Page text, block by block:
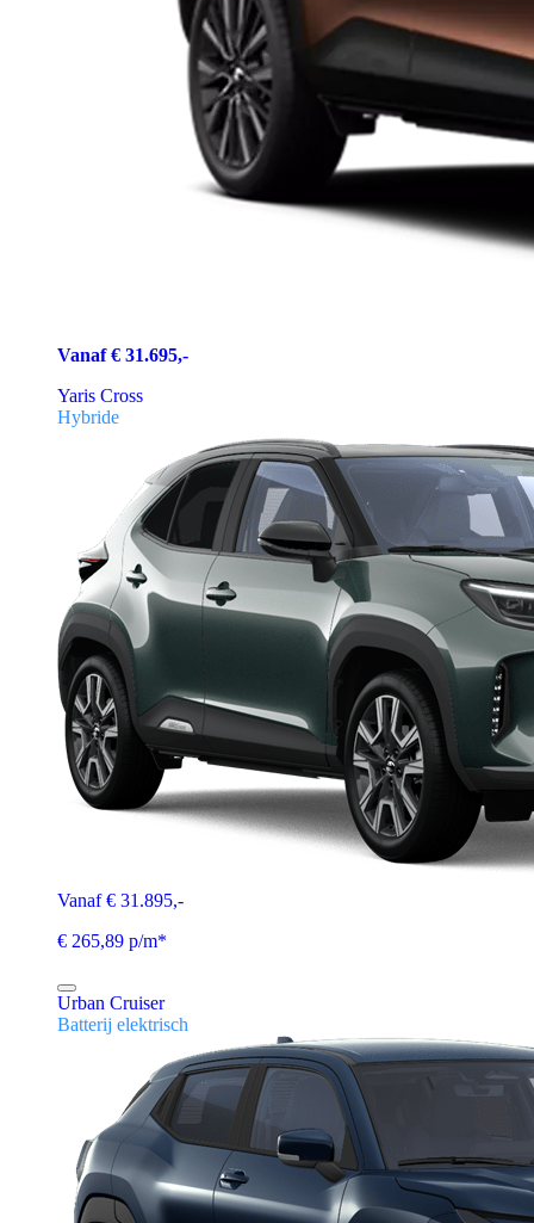
Vanaf € 31.695,-
Yaris Cross
Hybride
Vanaf € 31.895,-
€ 265,89 p/m*
Urban Cruiser
Batterij elektrisch